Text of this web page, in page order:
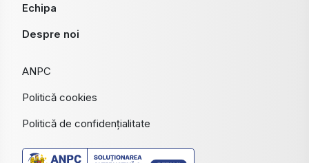
Echipa
Despre noi
ANPC
Politică cookies
Politică de confidențialitate